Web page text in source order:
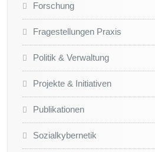
Forschung
Fragestellungen Praxis
Politik & Verwaltung
Projekte & Initiativen
Publikationen
Sozialkybernetik